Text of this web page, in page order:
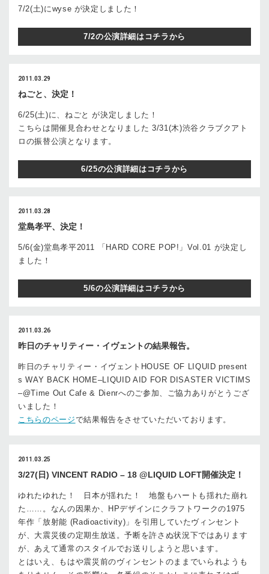
7/2(土)にwyse が決定しました！
7/2の公演詳細はコチラから
2011.03.29
ねごと、決定！
6/25(土)に、ねごと が決定しました！
こちらは開催見合わせとなりました 3/31(木)渋谷クラブクアト
ロの振替公演となります。
6/25の公演詳細はコチラから
2011.03.28
堂島孝平、決定！
5/6(金)堂島孝平2011 「HARD CORE POP!」Vol.01 が決定し
ました！
5/6の公演詳細はコチラから
2011.03.26
昨日のチャリティー・イヴェントの結果報告。
昨日のチャリティー・イヴェントHOUSE OF LIQUID present
s WAY BACK HOME–LIQUID AID FOR DISASTER VICTIMS
–@Time Out Cafe & Dienrへのご参加、ご協力ありがとうござ
いました！
こちらのページで結果報告をさせていただいております。
2011.03.25
3/27(日) VINCENT RADIO – 18 @LIQUID LOFT開催決定！
ゆれたゆれた！ 日本が揺れた！ 地盤もハートも揺れた崩れ
た……。なんの因果か、HPデザインにクラフトワークの1975
年作「放射能 (Radioactivity)」を引用していたヴィンセント
が、大震災後の定期生放送。予断を許さぬ状況下ではあります
が、あえて通常のスタイルでお送りしようと思います。
とはいえ、もはや震災前のヴィンセントのままでいられようも